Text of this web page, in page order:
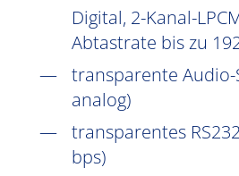
Digital, 2-Kanal-
Abtastrate bis zu
transparente Audio-
analog)
transparentes
bps)